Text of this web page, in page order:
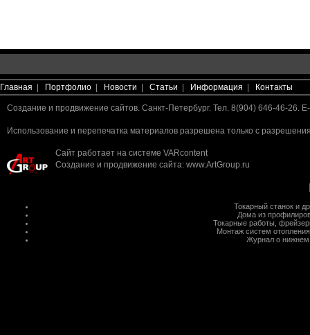
Главная Портфолио Новости Статьи Информация Контакты
Создание и продвижение сайтов. Санкт-Петербург. Тел. 8(904) 646-46-26.
Использование и перепечатка материалов разрешена только с
Сайт работает на системе VARcontent
Создание и продвижение сайта: www.ArtGroup.ru
Токарный станок и
Дома из
Токарные работы
Монтаж систем отопления
Журнал о нижнем